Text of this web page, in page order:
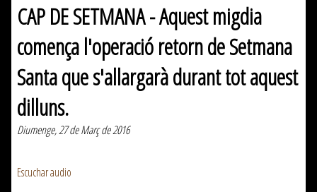
CAP DE SETMANA - Aquest migdia
comença l'operació retorn de Setmana
Santa que s'allargarà durant tot aquest
dilluns.
Diumenge, 27 de Març de 2016
Escuchar audio